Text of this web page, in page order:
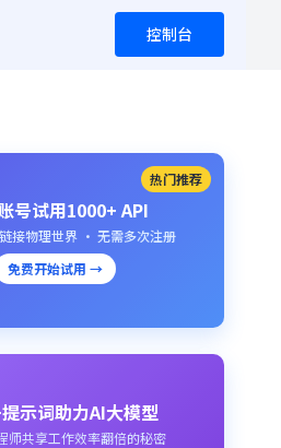
控制台
热门推荐
号试用1000+ API
接物理世界 · 无需多次注册
免费开始试用 →
示词助力AI大模型
师共享工作效率翻倍的秘密